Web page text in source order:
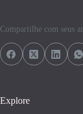
Compartilhe com seus
Explore